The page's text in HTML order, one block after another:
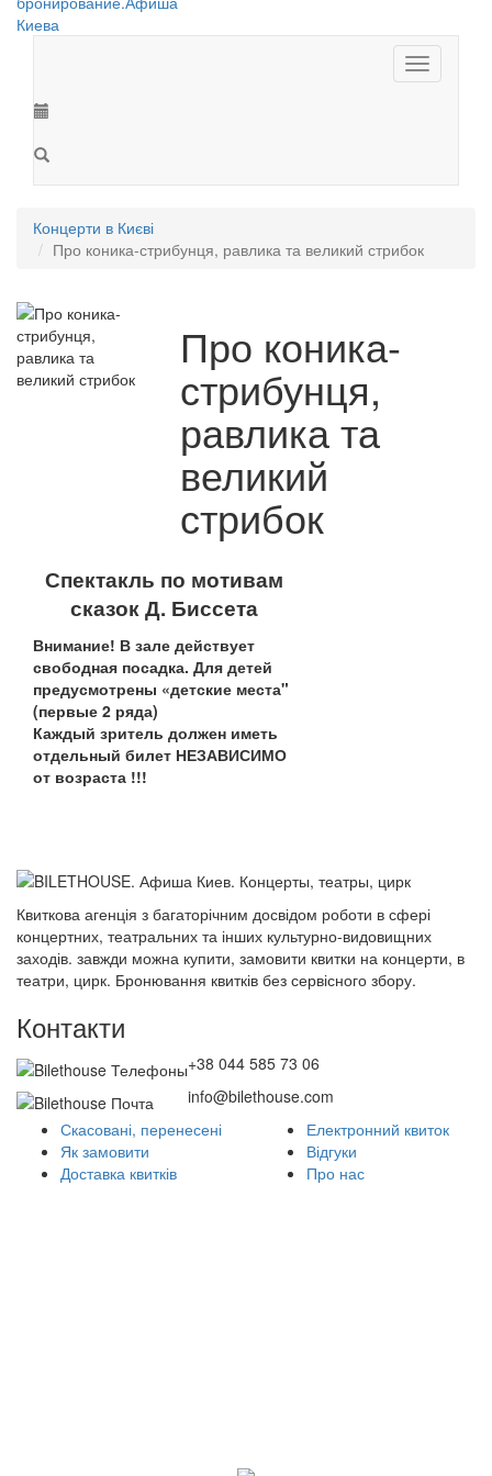
Toggle
navigation
Концерти в Києві
Про коника-стрибунця, равлика та великий стрибок
Про коника-
стрибунця,
равлика та
великий
стрибок
Спектакль по мотивам
сказок Д. Биссета
Внимание! В зале действует
свободная посадка. Для детей
предусмотрены «детские места"
(первые 2 ряда)
Каждый зритель должен иметь
отдельный билет НЕЗАВИСИМО
от возраста !!!
Квиткова агенція з багаторічним досвідом роботи в сфері
концертних, театральних та інших культурно-видовищних
заходів. завжди можна купити, замовити квитки на концерти, в
театри, цирк. Бронювання квитків без сервісного збору.
Контакти
+38 044 585 73 06
info@bilethouse.com
Скасовані, перенесені
Як замовити
Доставка квитків
Електронний квиток
Відгуки
Про нас